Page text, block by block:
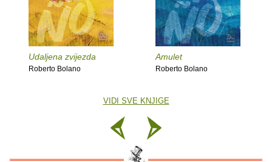
Udaljena zvijezda
Roberto Bolano
Amulet
Roberto Bolano
VIDI SVE KNJIGE